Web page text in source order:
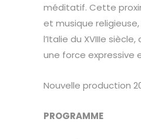
méditatif. Cette
et musique
l’Italie du XVIIIe
une force expressive
Nouvelle production
PROGRAMME